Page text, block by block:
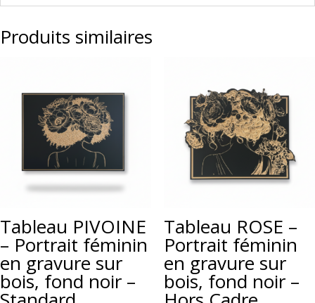
Produits similaires
Tableau PIVOINE
– Portrait féminin
en gravure sur
bois, fond noir –
Tableau ROSE –
Portrait féminin
en gravure sur
bois, fond noir –